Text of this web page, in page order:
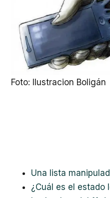
Foto: Ilustracion Boligán
Una lista
¿Cuál es el estado